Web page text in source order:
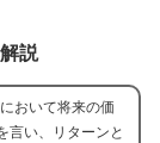
説
おいて将来の価
言い、リターンと